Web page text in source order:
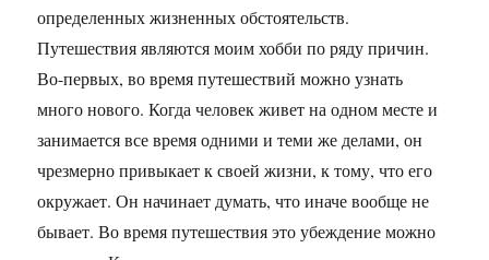
определенных жизненных обстоятельств.
Путешествия являются моим хобби по ряду причин.
Во-первых, во время путешествий можно узнать
много нового. Когда человек живет на одном месте и
занимается все время одними и теми же делами, он
чрезмерно привыкает к своей жизни, к тому, что его
окружает. Он начинает думать, что иначе вообще не
бывает. Во время путешествия это убеждение можно